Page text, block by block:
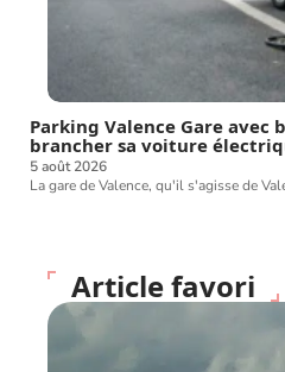
Parking Valence Gare avec
brancher sa voiture
5 août 2026
La gare de Valence, qu'il s'agisse de
Article favori